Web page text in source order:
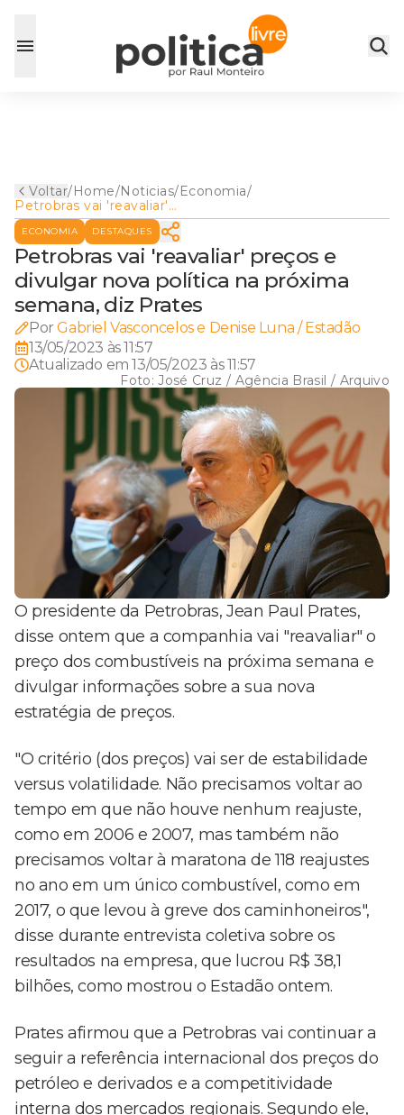
Voltar/Home/Noticias/Economia/
Petrobras vai 'reavaliar'
preços e divulgar nova
política na próxima semana,
diz Prates
ECONOMIA DESTAQUES
Petrobras vai 'reavaliar' preços e
divulgar nova política na próxima
semana, diz Prates
Por Gabriel Vasconcelos e Denise Luna / Estadão
13/05/2023 às 11:57
Atualizado em13/05/2023 às 11:57
Foto:José Cruz / Agência Brasil / Arquivo
O presidente da Petrobras, Jean Paul Prates,
disse ontem que a companhia vai "reavaliar" o
preço dos combustíveis na próxima semana e
divulgar informações sobre a sua nova
estratégia de preços.
"O critério (dos preços) vai ser de estabilidade
versus volatilidade. Não precisamos voltar ao
tempo em que não houve nenhum reajuste,
como em 2006 e 2007, mas também não
precisamos voltar à maratona de 118 reajustes
no ano em um único combustível, como em
2017, o que levou à greve dos caminhoneiros",
disse durante entrevista coletiva sobre os
resultados na empresa, que lucrou R$ 38,1
bilhões, como mostrou o Estadão ontem.
Prates afirmou que a Petrobras vai continuar a
seguir a referência internacional dos preços do
petróleo e derivados e a competitividade
interna dos mercados regionais. Segundo ele,